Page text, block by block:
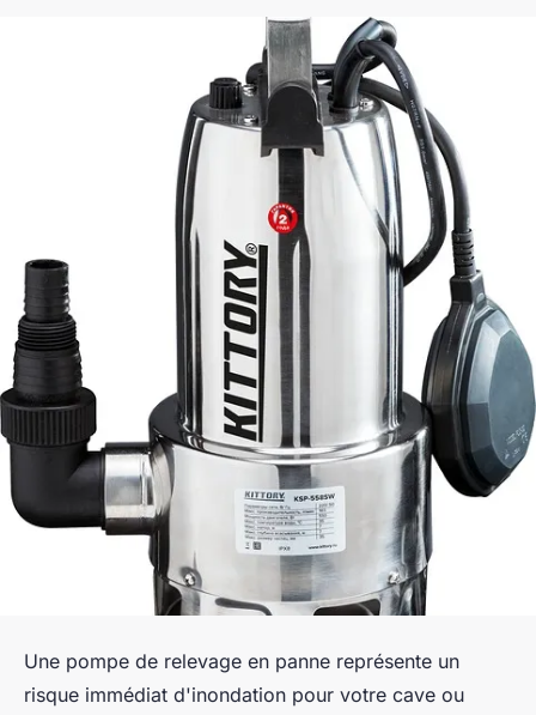
Une pompe de relevage en panne représente un
risque immédiat d'inondation pour votre cave ou